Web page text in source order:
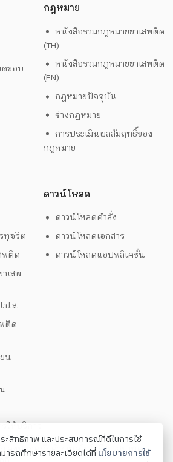
ชอบ
กฎหมาย
หนังสือรวมกฎหมายยาเสพติด
(TH)
หนังสือรวมกฎหมายยาเสพติด
(EN)
กฎหมายปัจจุบัน
ร่างกฎหมาย
การประเมินผลสัมฤทธิ์ของ
กฎหมาย
ทุจริต
พติด
เสพ
ป.ส.
ติด
น
ดาวน์โหลด
ดาวน์โหลดคำสั่ง
ดาวน์โหลดเอกสาร
ดาวน์โหลดแอปพลิเคชั่น
ห้บริการ
ลส่วนบุคคล
คงปลอดภัยด้วยเทคโนโลยีสารสนเทศ
สิทธิภาพ และประสบการณ์ที่ดีในการใช้
รถศึกษารายละเอียดได้ที่ นโยบายการใช้